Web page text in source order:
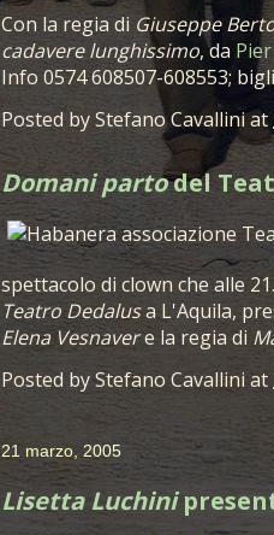
Con la regia di Giuseppe
cadavere lunghissimo, da
Info 0574 608507-608553;
Posted byStefano Cavalliniat
Domani partodel
spettacolo di clown che alle
Teatro Dedalusa L'Aquila,
Elena Vesnavere la regia di
Posted byStefano Cavallini at
21 marzo, 2005
Lisetta Luchini